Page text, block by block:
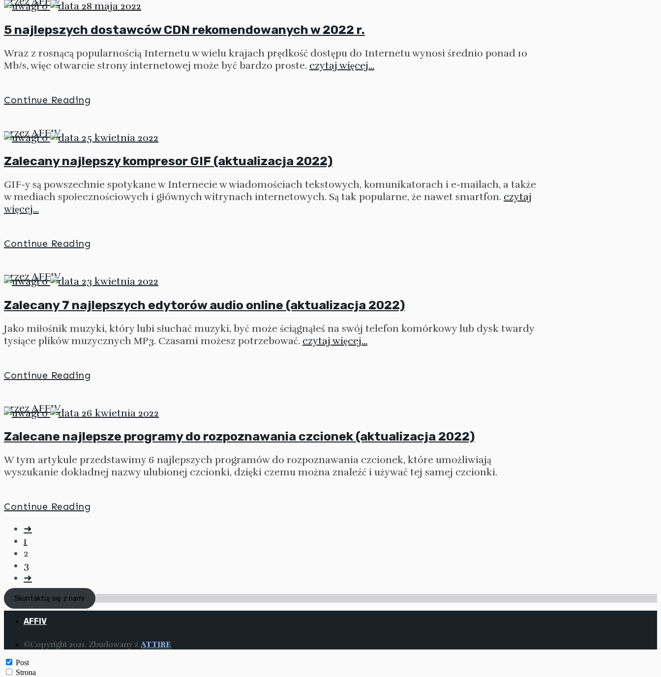
0 28 maja 2022
5 najlepszych dostawców CDN rekomendowanych w 2022 r.
Wraz z rosnącą popularnością Internetu w wielu krajach prędkość dostępu do Internetu wynosi średnio ponad 10
Mb/s, więc otwarcie strony internetowej może być bardzo proste. czytaj więcej...
Continue Reading
przez AFFIV
0 25 kwietnia 2022
Zalecany najlepszy kompresor GIF (aktualizacja 2022)
GIF-y są powszechnie spotykane w Internecie w wiadomościach tekstowych, komunikatorach i e-mailach, a także
w mediach społecznościowych i głównych witrynach internetowych. Są tak popularne, że nawet smartfon. czytaj
więcej...
Continue Reading
przezAFFIV
0 23 kwietnia 2022
Zalecany 7 najlepszych edytorów audio online (aktualizacja 2022)
Jako miłośnik muzyki, który lubi słuchać muzyki, być może ściągnąłeś na swój telefon komórkowy lub dysk twardy
tysiące plików muzycznych MP3. Czasami możesz potrzebować. czytaj więcej...
Continue Reading
przez AFFIV
0 26 kwietnia 2022
Zalecane najlepsze programy do rozpoznawania czcionek (aktualizacja 2022)
W tym artykule przedstawimy 6 najlepszych programów do rozpoznawania czcionek, które umożliwiają
wyszukanie dokładnej nazwy ulubionej czcionki, dzięki czemu można znaleźć i używać tej samej czcionki.
Continue Reading
Nawigacja
po
wpisach
➜
1
2
3
➜
Skontaktuj się z nami
AFFIV
©Copyright 2021. Zbudowany z ATTIRE
Post
Strona